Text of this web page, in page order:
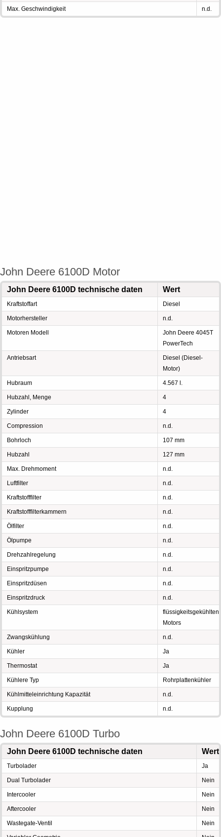
Max. Geschwindigkeit n.d.
John Deere 6100D Motor
John Deere 6100D technische daten Wert
Kraftstoffart Diesel
Motorhersteller n.d.
Motoren Modell
John Deere 4045T
PowerTech
Antriebsart
Diesel (Diesel-
Motor)
Hubraum 4.567 l.
Hubzahl, Menge 4
Zylinder 4
Compression n.d.
Bohrloch 107 mm
Hubzahl 127 mm
Max. Drehmoment n.d.
Luftfilter n.d.
Kraftstofffilter n.d.
Kraftstofffilterkammern n.d.
Ölfilter n.d.
Ölpumpe n.d.
Drehzahlregelung n.d.
Einspritzpumpe n.d.
Einspritzdüsen n.d.
Einspritzdruck n.d.
Kühlsystem
flüssigkeitsgekühlten
Motors
Zwangskühlung n.d.
Kühler Ja
Thermostat Ja
Kühlere Typ Rohrplattenkühler
Kühlmitteleinrichtung Kapazität n.d.
Kupplung n.d.
John Deere 6100D Turbo
John Deere 6100D technische daten Wert
Turbolader Ja
Dual Turbolader Nein
Intercooler Nein
Aftercooler Nein
Wastegate-Ventil Nein